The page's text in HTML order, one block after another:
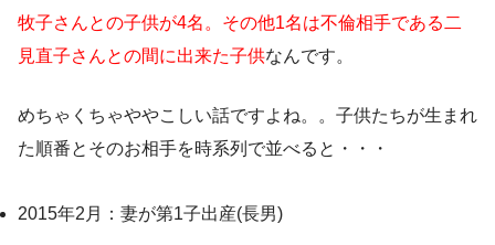
牧子さんとの子供が4名。その他1名は不倫相手である二
見直子さんとの間に出来た子供なんです。
めちゃくちゃややこしい話ですよね。。子供たちが生まれ
た順番とそのお相手を時系列で並べると・・・
2015年2月：妻が第1子出産(長男)